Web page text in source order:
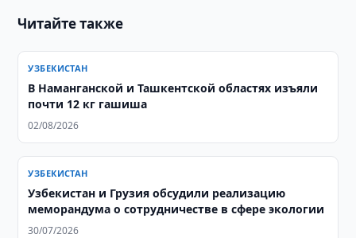
Читайте также
УЗБЕКИСТАН
В Наманганской и Ташкентской областях изъяли
почти 12 кг гашиша
02/08/2026
УЗБЕКИСТАН
Узбекистан и Грузия обсудили реализацию
меморандума о сотрудничестве в сфере экологии
30/07/2026